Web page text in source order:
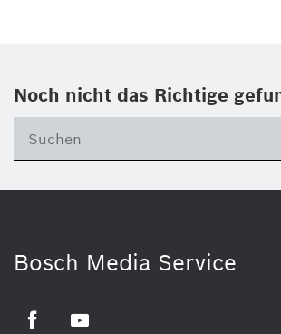
Noch nicht das Richtige
Bosch Media Service